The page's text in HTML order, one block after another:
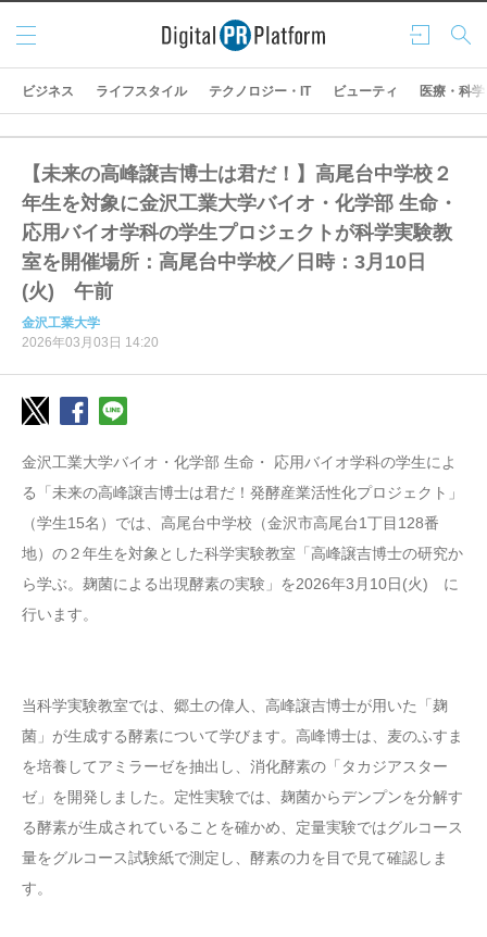
ログ
イン
検索
メニ
ュー
ビジネス ライフスタイル テクノロジー・IT ビューティ 医療・科学
【未来の高峰譲吉博士は君だ！】高尾台中学校２
年⽣を対象に金沢工業大学バイオ・化学部 生命・
応用バイオ学科の学生プロジェクトが科学実験教
室を開催場所：高尾台中学校／日時：3⽉10⽇
(火) 午前
金沢工業大学
2026年03月03日 14:20
金沢工業大学バイオ・化学部 生命・ 応用バイオ学科の学生によ
る「未来の高峰譲吉博士は君だ！発酵産業活性化プロジェクト」
（学生15名）では、高尾台中学校（金沢市高尾台1丁目128番
地）の２年⽣を対象とした科学実験教室「高峰譲吉博士の研究か
ら学ぶ。麹菌による出現酵素の実験」を2026年3⽉10⽇(火) に
行います。
当科学実験教室では、郷土の偉人、高峰譲吉博士が用いた「麹
菌」が生成する酵素について学びます。高峰博士は、麦のふすま
を培養してアミラーゼを抽出し、消化酵素の「タカジアスター
ゼ」を開発しました。定性実験では、麹菌からデンプンを分解す
る酵素が生成されていることを確かめ、定量実験ではグルコース
量をグルコース試験紙で測定し、酵素の力を目で見て確認しま
す。